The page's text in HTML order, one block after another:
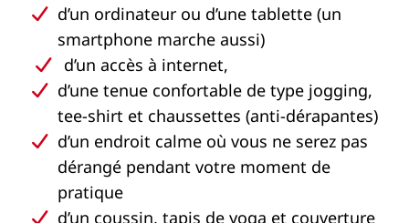
d’un ordinateur ou d’une tablette (un
smartphone marche aussi)
d’un accès à internet,
d’une tenue confortable de type jogging,
tee-shirt et chaussettes (anti-dérapantes)
d’un endroit calme où vous ne serez pas
dérangé pendant votre moment de
pratique
d’un coussin, tapis de yoga et couverture